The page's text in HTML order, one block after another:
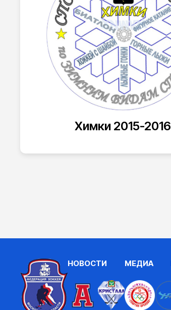
Химки 2015-2016
НОВОСТИ МЕДИА